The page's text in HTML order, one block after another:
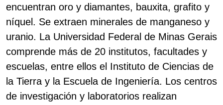
encuentran oro y diamantes, bauxita, grafito y
níquel. Se extraen minerales de manganeso y
uranio. La Universidad Federal de Minas Gerais
comprende más de 20 institutos, facultades y
escuelas, entre ellos el Instituto de Ciencias de
la Tierra y la Escuela de Ingeniería. Los centros
de investigación y laboratorios realizan